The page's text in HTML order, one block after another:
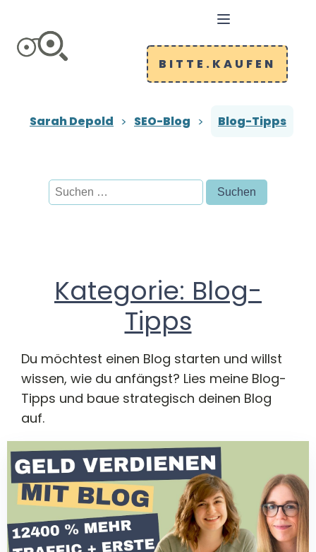
BITTE.KAUFEN
Sarah Depold SEO-Blog Blog-Tipps
Suchen
nach:
Kategorie: Blog-
Tipps
Du möchtest einen Blog starten und willst
wissen, wie du anfängst? Lies meine Blog-
Tipps und baue strategisch deinen Blog
auf.